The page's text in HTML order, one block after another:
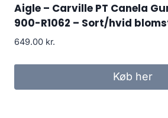
Aigle – Carville PT Canela
900-R1062 – Sort/hvid
649.00 kr.
Køb her